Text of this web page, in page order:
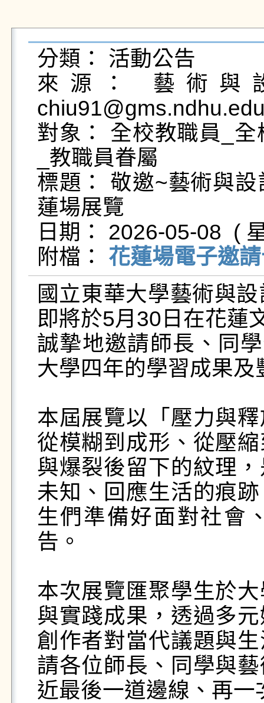
分類： 活動公告
來源： 藝術
對象： 全校教職員_
_教職員眷屬
標題： 敬邀~藝術與
蓮場展覽
日期： 2026-05-08  (
附檔： 花蓮場電子邀
國立東華大學藝術與
即將於5月30日在花蓮
誠摯地邀請師長、同
大學四年的學習成果
本屆展覽以「壓力與
從模糊到成形、從壓
與爆裂後留下的紋理
未知、回應生活的痕
生們準備好面對社會
告。
本次展覽匯聚學生於
與實踐成果，透過多
創作者對當代議題與
請各位師長、同學與
近最後一道邊線、再一